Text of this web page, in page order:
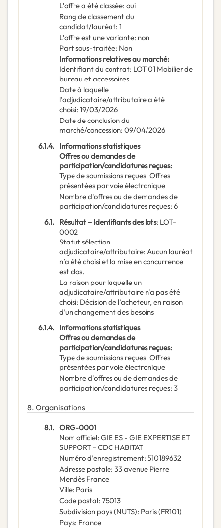
L’offre a été classée: oui
Rang de classement du
candidat/lauréat: 1
L’offre est une variante: non
Part sous-traitée: Non
Informations relatives au marché:
Identifiant du contrat: LOT 01 Mobilier de
bureau et accessoires
Date à laquelle
l'adjudicataire/attributaire a été
choisi: 19/03/2026
Date de conclusion du
marché/concession: 09/04/2026
6.1.4. Informations statistiques
Offres ou demandes de
participation/candidatures reçues:
Type de soumissions reçues: Offres
présentées par voie électronique
Nombre d'offres ou de demandes de
participation/candidatures reçues: 6
6.1. Résultat – Identifiants des lots: LOT-
0002
Statut sélection
adjudicataire/attributaire: Aucun lauréat
n’a été choisi et la mise en concurrence
est clos.
La raison pour laquelle un
adjudicataire/attributaire n'a pas été
choisi: Décision de l’acheteur, en raison
d’un changement des besoins
6.1.4. Informations statistiques
Offres ou demandes de
participation/candidatures reçues:
Type de soumissions reçues: Offres
présentées par voie électronique
Nombre d'offres ou de demandes de
participation/candidatures reçues: 3
8. Organisations
8.1. ORG-0001
Nom officiel: GIE ES - GIE EXPERTISE ET
SUPPORT - CDC HABITAT
Numéro d’enregistrement: 510189632
Adresse postale: 33 avenue Pierre
Mendès France
Ville: Paris
Code postal: 75013
Subdivision pays (NUTS): Paris(FR101)
Pays: France